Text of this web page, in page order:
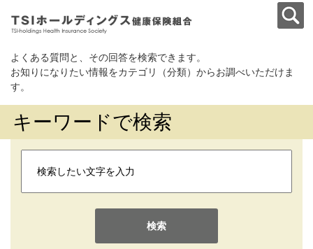
よくある質問と、その回答を検索できます。
お知りになりたい情報をカテゴリ（分類）からお調べいただけま
す。
キーワードで検索
検索